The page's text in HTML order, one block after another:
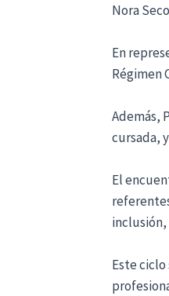
Nora
En
Régimen
Además,
cursada,
El
Este